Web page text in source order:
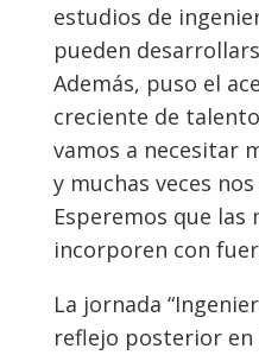
estudios de
pueden
Además, puso el
creciente de
vamos a necesitar
y muchas veces
Esperemos que las
incorporen con
La jornada
reflejo posterior en